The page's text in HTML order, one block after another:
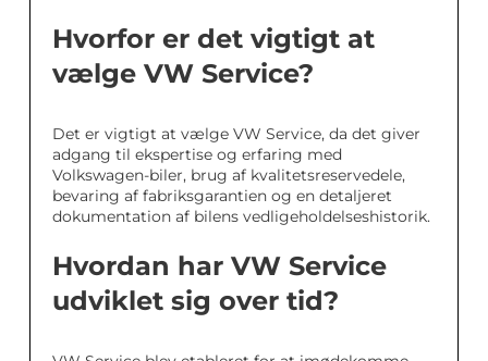
Hvorfor er det vigtigt at
vælge VW Service?
Det er vigtigt at vælge VW Service, da det giver
adgang til ekspertise og erfaring med
Volkswagen-biler, brug af kvalitetsreservedele,
bevaring af fabriksgarantien og en detaljeret
dokumentation af bilens vedligeholdelseshistorik.
Hvordan har VW Service
udviklet sig over tid?